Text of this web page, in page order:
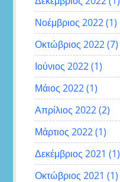
Νοέμβριος 2022(1)
Οκτώβριος 2022(7)
Ιούνιος 2022(1)
Μάιος 2022(1)
Απρίλιος 2022(2)
Μάρτιος 2022(1)
Δεκέμβριος 2021 (1)
Οκτώβριος 2021 (1)